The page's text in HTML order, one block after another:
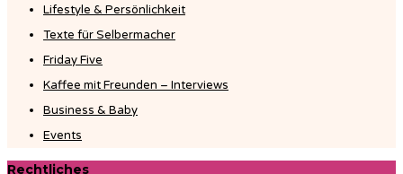
Lifestyle & Persönlichkeit
Texte für Selbermacher
Friday Five
Kaffee mit Freunden – Interviews
Business & Baby
Events
Rechtliches